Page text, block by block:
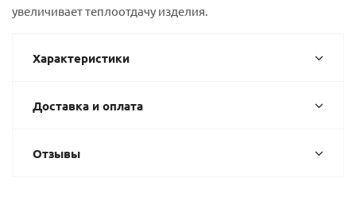
увеличивает теплоотдачу изделия.
Характеристики
Доставка и оплата
Отзывы